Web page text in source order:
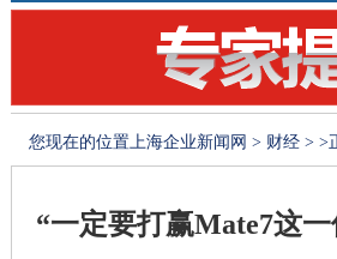
您现在的位置上海企业新闻网 > 财经 > >
“一定要打赢Mate7这